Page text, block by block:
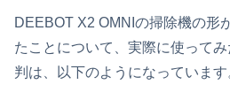
DEEBOT X2 OMNIの掃除機の形
たことについて、実際に使って
判は、以下のようになっています